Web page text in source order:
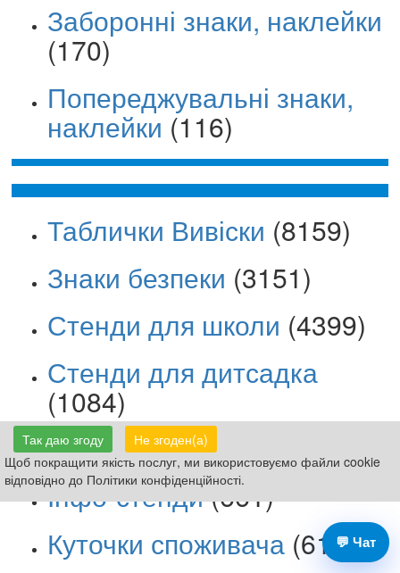
Так даю згоду
Не згоден(а)
Щоб покращити якість послуг, ми використовуємо файли cookie
відповідно до Політики конфіденційності.
Заборонні знаки, наклейки
(170)
Попереджувальні знаки,
наклейки (116)
Таблички Вивіски (8159)
Знаки безпеки (3151)
Стенди для школи (4399)
Стенди для дитсадка
(1084)
Стенди з безпеки
(616)
Інфо-стенди(661)
Куточки споживача (610)💬 Чат